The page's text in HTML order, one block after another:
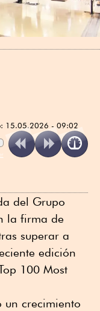
15.05.2026 - 09:02
del Grupo
la firma de
superar a
edición
100 Most
un crecimiento